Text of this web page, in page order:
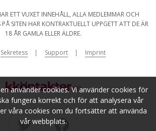
använder cookies. Vi använder cookies för
fungera korrekt och för att analysera vår
våra cookies om du fortsätter att använda
vår webbplats.
ETT VUXET INNEHÅLL, ALLA MEDLEMMAR OCH
PÅ SITEN HAR KONTRAKTUELLT UPPGETT ATT DE ÄR
18 ÅR GAMLA ELLER ÄLDRE.
Sekretess Support Imprint